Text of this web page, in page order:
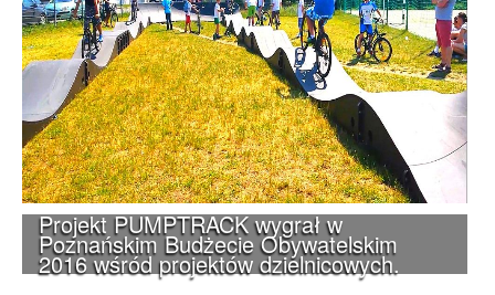
Projekt PUMPTRACK wygrał w
Poznańskim Budżecie Obywatelskim
2016 wśród projektów dzielnicowych.